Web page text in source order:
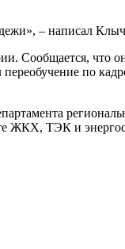
– написал
Сообщается, что
по
ЖКХ, ТЭК и